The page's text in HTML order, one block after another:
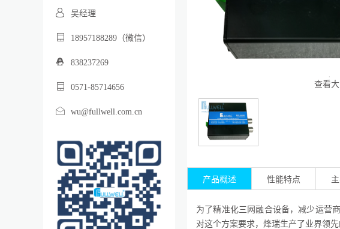
吴经理
18957188289（微信）
838237269
0571-85714656
wu@fullwell.com.cn
查看
产品概述 性能特点
为了精准化三网融合设备，减少运营
对这个方案要求，烽瑞生产了业界领